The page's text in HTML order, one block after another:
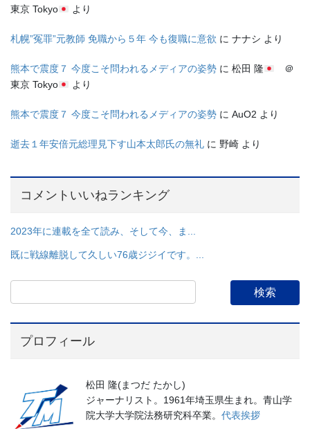
東京 Tokyo
より
札幌”冤罪”元教師 免職から５年 今も復職に意欲 に ナナシ より
熊本で震度７ 今度こそ問われるメディアの姿勢 に 松田 隆
＠
東京 Tokyo
より
熊本で震度７ 今度こそ問われるメディアの姿勢 に AuO2 より
逝去１年安倍元総理見下す山本太郎氏の無礼 に 野崎 より
コメントいいねランキング
2023年に連載を全て読み、そして今、ま...
既に戦線離脱して久しい76歳ジジイです。...
プロフィール
松田 隆(まつだ たかし)
ジャーナリスト。1961年埼玉県生まれ。青山学
院大学大学院法務研究科卒業。 代表挨拶